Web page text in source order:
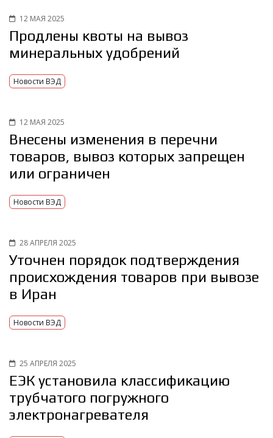
12 МАЯ 2025
Продлены квоты на вывоз
минеральных удобрений
Новости ВЭД
12 МАЯ 2025
Внесены изменения в перечни
товаров, вывоз которых запрещен
или ограничен
Новости ВЭД
28 АПРЕЛЯ 2025
Уточнен порядок подтверждения
происхождения товаров при вывозе
в Иран
Новости ВЭД
25 АПРЕЛЯ 2025
ЕЭК установила классификацию
трубчатого погружного
электронагревателя